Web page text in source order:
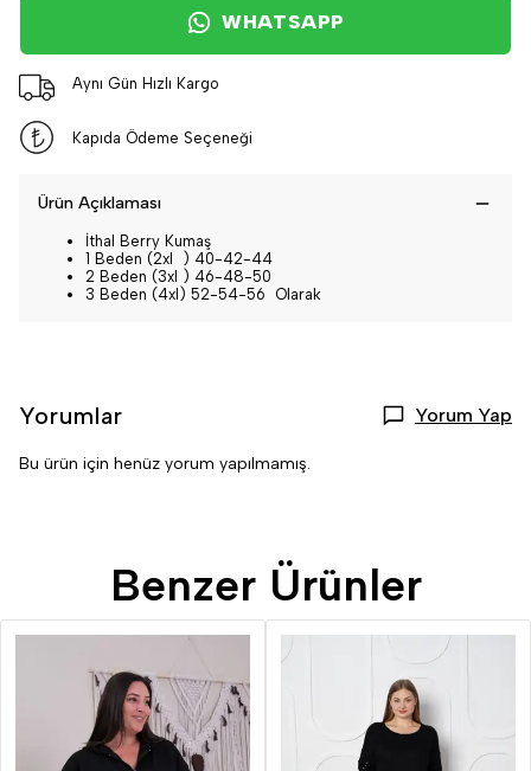
WHATSAPP
Aynı Gün Hızlı Kargo
Kapıda Ödeme Seçeneği
Ürün Açıklaması
İthal Berry Kumaş
1 Beden (2xl ) 40-42-44
2 Beden (3xl ) 46-48-50
3 Beden (4xl) 52-54-56 Olarak
Yorumlar Yorum Yap
Bu ürün için henüz yorum yapılmamış.
Benzer Ürünler